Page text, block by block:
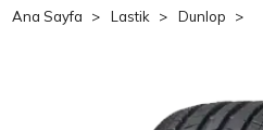
Ana Sayfa Lastik Dunlop